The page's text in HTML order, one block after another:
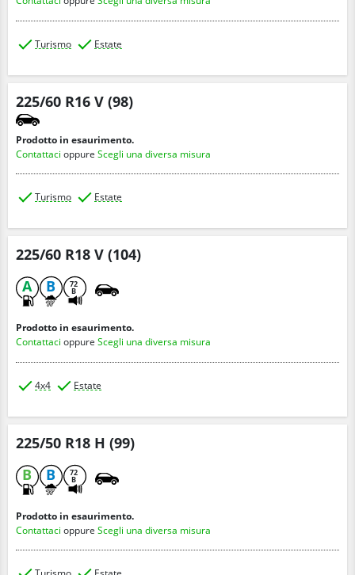
Turismo Estate
225/60 R16 V (98)
Prodotto in esaurimento.
Contattaci oppure Scegli una diversa misura
Turismo Estate
225/60 R18 V (104)
A
B 72
B
Prodotto in esaurimento.
Contattaci oppure Scegli una diversa misura
4x4 Estate
225/50 R18 H (99)
B
B 72
B
Prodotto in esaurimento.
Contattaci oppure Scegli una diversa misura